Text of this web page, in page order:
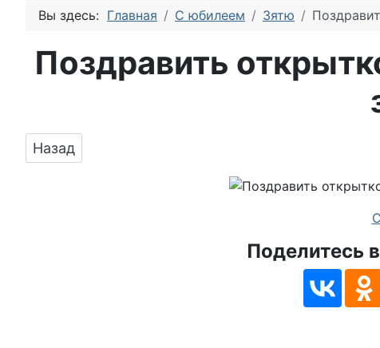
Вы здесь: Главная С юбилеем Зятю
Поздравить
Предыдущий: Бесплатно скачать или отправить
Назад
Поделитесь